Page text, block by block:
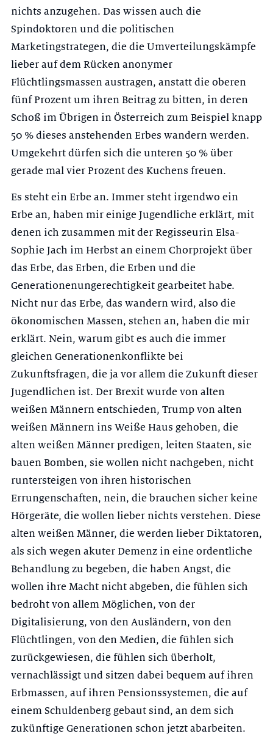
nichts anzugehen. Das wissen auch die
Spindoktoren und die politischen
Marketingstrategen, die die Umverteilungskämpfe
lieber auf dem Rücken anonymer
Flüchtlingsmassen austragen, anstatt die oberen
fünf Prozent um ihren Beitrag zu bitten, in deren
Schoß im Übrigen in Österreich zum Beispiel knapp
50 % dieses anstehenden Erbes wandern werden.
Umgekehrt dürfen sich die unteren 50 % über
gerade mal vier Prozent des Kuchens freuen.
Es steht ein Erbe an. Immer steht irgendwo ein
Erbe an, haben mir einige Jugendliche erklärt, mit
denen ich zusammen mit der Regisseurin Elsa-
Sophie Jach im Herbst an einem Chorprojekt über
das Erbe, das Erben, die Erben und die
Generationenungerechtigkeit gearbeitet habe.
Nicht nur das Erbe, das wandern wird, also die
ökonomischen Massen, stehen an, haben die mir
erklärt. Nein, warum gibt es auch die immer
gleichen Generationenkonflikte bei
Zukunftsfragen, die ja vor allem die Zukunft dieser
Jugendlichen ist. Der Brexit wurde von alten
weißen Männern entschieden, Trump von alten
weißen Männern ins Weiße Haus gehoben, die
alten weißen Männer predigen, leiten Staaten, sie
bauen Bomben, sie wollen nicht nachgeben, nicht
runtersteigen von ihren historischen
Errungenschaften, nein, die brauchen sicher keine
Hörgeräte, die wollen lieber nichts verstehen. Diese
alten weißen Männer, die werden lieber Diktatoren,
als sich wegen akuter Demenz in eine ordentliche
Behandlung zu begeben, die haben Angst, die
wollen ihre Macht nicht abgeben, die fühlen sich
bedroht von allem Möglichen, von der
Digitalisierung, von den Ausländern, von den
Flüchtlingen, von den Medien, die fühlen sich
zurückgewiesen, die fühlen sich überholt,
vernachlässigt und sitzen dabei bequem auf ihren
Erbmassen, auf ihren Pensionssystemen, die auf
einem Schuldenberg gebaut sind, an dem sich
zukünftige Generationen schon jetzt abarbeiten.